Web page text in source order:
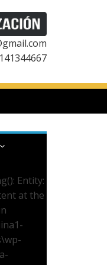
Entity:
at the